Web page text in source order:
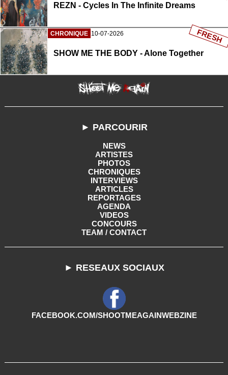
REZN - Cycles In The Infinite Dreams
CHRONIQUE 10-07-2026
SHOW ME THE BODY - Alone Together
FRESH
► PARCOURIR
NEWS
ARTISTES
PHOTOS
CHRONIQUES
INTERVIEWS
ARTICLES
REPORTAGES
AGENDA
VIDEOS
CONCOURS
TEAM / CONTACT
► RESEAUX SOCIAUX
FACEBOOK.COM/SHOOTMEAGAINWEBZINE